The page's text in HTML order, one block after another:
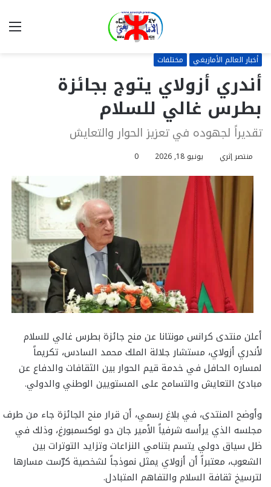
أخبار العالم الأمازيغي مختلفات
أندري أزولاي يتوج بجائزة
بطرس غالي للسلام
تقديراً لجهوده في تعزيز الحوار والتعايش
منتصر إثري يونيو 18, 2026 0
أعلن منتدى كرانس مونتانا عن منح جائزة بطرس غالي للسلام
لأندري أزولاي، مستشار جلالة الملك محمد السادس، تكريماً
لمساره الحافل في خدمة قيم الحوار بين الثقافات والدفاع عن
مبادئ التعايش والتسامح على المستويين الوطني والدولي.
وأوضح المنتدى، في بلاغ رسمي، أن قرار منح الجائزة جاء من طرف
مجلسه الذي يرأسه شرفياً الأمير جان دو لوكسمبورغ، وذلك في
ظل سياق دولي يتسم بتنامي النزاعات وتزايد التوترات بين
الشعوب، معتبراً أن أزولاي يمثل نموذجاً لشخصية كرّست مسارها
لترسيخ ثقافة السلام والتفاهم المتبادل.